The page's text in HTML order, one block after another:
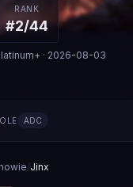
RANK
#2/44
· 2026-08-03
ADC
/Jinx